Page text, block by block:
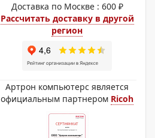
Доставка по Москве : 600 ₽
Рассчитать доставку в другой
регион
Артрон компьютерс является
официальным партнером Ricoh